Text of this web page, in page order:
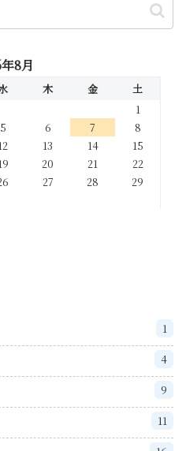
8月
木 金
土
1
5 6 7
8
13 14
15
20 21
22
27 28
29
1
4
9
11